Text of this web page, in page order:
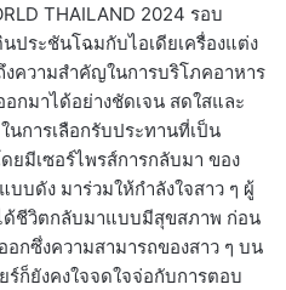
THAILAND 2024 รอบ
ประชันโฉมกับไอเดียเครื่องแต่ง
ความสำคัญในการบริโภคอาหาร
กมาได้อย่างชัดเจน สดใสและ
นการเลือกรับประทานที่เป็น
ยมีเซอร์ไพรส์การกลับมา ของ
บดัง มาร่วมให้กำลังใจสาว ๆ ผู้
ด้ชีวิตกลับมาแบบมีสุขสภาพ ก่อน
กซึ่งความสามารถของสาว ๆ บน
ร์ก็ยังคงใจจดใจจ่อกับการตอบ